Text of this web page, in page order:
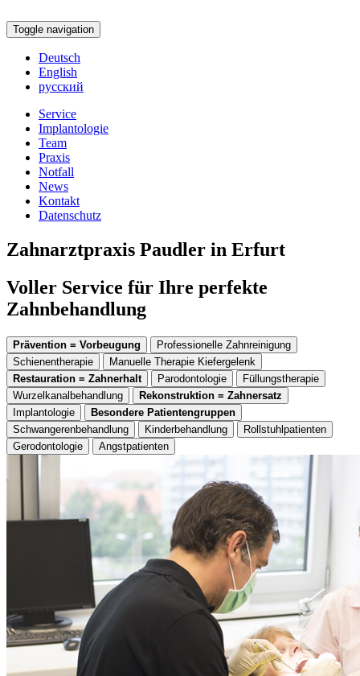
Toggle navigation
Deutsch
English
русский
Service
Implantologie
Team
Praxis
Notfall
News
Kontakt
Datenschutz
Zahnarztpraxis Paudler in Erfurt
Voller Service für Ihre perfekte
Zahnbehandlung
Prävention = Vorbeugung
Professionelle Zahnreinigung
Schienentherapie
Manuelle Therapie Kiefergelenk
Restauration = Zahnerhalt
Parodontologie
Füllungstherapie
Wurzelkanalbehandlung
Rekonstruktion = Zahnersatz
Implantologie
Besondere Patientengruppen
Schwangerenbehandlung
Kinderbehandlung
Rollstuhlpatienten
Gerodontologie
Angstpatienten